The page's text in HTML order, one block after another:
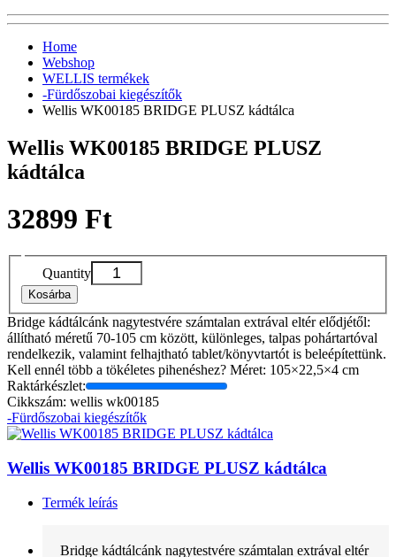
Home
Webshop
WELLIS termékek
-Fürdőszobai kiegészítők
Wellis WK00185 BRIDGE PLUSZ kádtálca
Wellis WK00185 BRIDGE PLUSZ
kádtálca
32899 Ft
Quantity
Kosárba
Bridge kádtálcánk nagytestvére számtalan extrával eltér elődjétől:
állítható méretű 70-105 cm között, különleges, talpas pohártartóval
rendelkezik, valamint felhajtható tablet/könyvtartót is beleépítettünk.
Kell ennél több a tökéletes pihenéshez? Méret: 105×22,5×4 cm
Raktárkészlet:
Cikkszám: wellis wk00185
-Fürdőszobai kiegészítők
Wellis WK00185 BRIDGE PLUSZ kádtálca
Termék leírás
Bridge kádtálcánk nagytestvére számtalan extrával eltér